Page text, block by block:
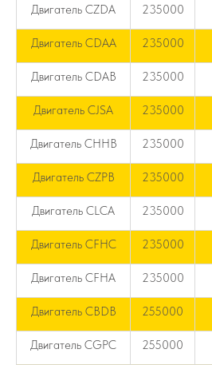
Двигатель CZDA 235000
Двигатель CDAA 235000
Двигатель CDAB 235000
Двигатель CJSA 235000
Двигатель CHHB 235000
Двигатель CZPB 235000
Двигатель CLCA 235000
Двигатель CFHC 235000
Двигатель CFHA 235000
Двигатель CBDB 255000
Двигатель CGPC 255000